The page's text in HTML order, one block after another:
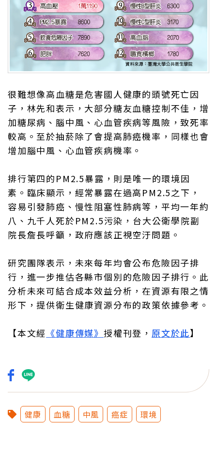
很難想像高血糖是危害國人健康的頭號死亡因
子，林先和表示，大部分糖友血糖控制不佳，增
加糖尿病、腦中風、心血管疾病等風險，致死率
較高。至於抽菸除了會提高肺癌機率，同樣也會
增加腦中風、心血管疾病機率。
排行第四的PM2.5暴露，則是唯一的環境因
素。臨床顯示，經常暴露在過高PM2.5之下，
容易引發肺癌、慢性阻塞性肺病等，平均一年約
八、九千人死於PM2.5污染，台大公衛學院副
院長詹長呼籲，政府應該正視空汙問題。
研究團隊表示，未來每年均會公布危險因子排
行，進一步推估各縣市個別的危險因子排行。此
分析未來可結合成本效益分析，在資源有限之情
形下，提供衛生健康資源分布的政策依據參考。
【本文經 《健康傳媒》授權刊登， 原文於此】
健康 血糖 中風 癌症 環境